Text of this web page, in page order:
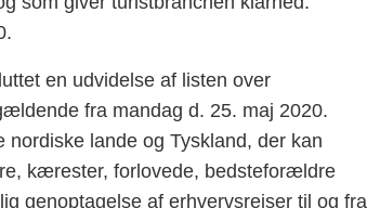
en udvidelse af listen over
fra mandag d. 25. maj 2020.
lande og Tyskland, der kan
kærester, forlovede, bedsteforældre
genoptagelse af erhvervsrejser til og fra